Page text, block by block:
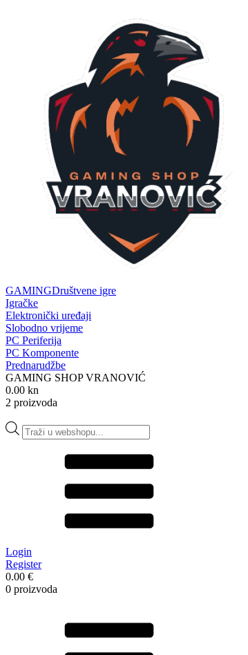
GAMINGDruštvene igre
Igračke
Elektronički uređaji
Slobodno vrijeme
PC Periferija
PC Komponente
Prednarudžbe
GAMING SHOP VRANOVIĆ
0.00 kn
2 proizvoda
Products
search
Login
Register
0.00 €
0 proizvoda